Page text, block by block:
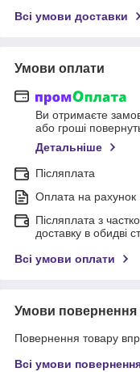
Всі умови доставки
Умови оплати
Ви отримаєте
або гроші
Детальніше
Післяплата
Оплата на рахунок
Післяплата з
доставку в обидві
Всі умови оплати
Умови повернення
Повернення товару
Всі умови